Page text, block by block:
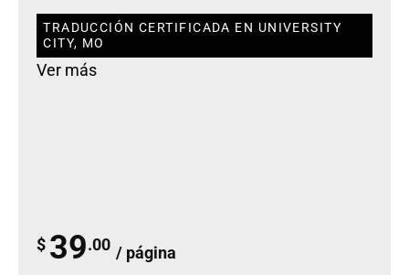
TRADUCCIÓN CERTIFICADA EN UNIVERSITY
CITY, MO
Ver más
$ 39.00 / página